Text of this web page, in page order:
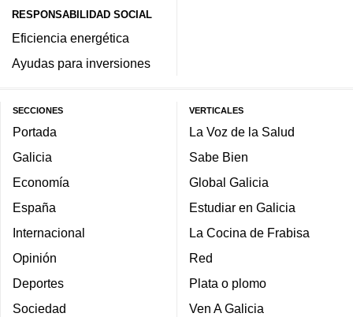
RESPONSABILIDAD SOCIAL
Eficiencia energética
Ayudas para inversiones
SECCIONES
Portada
Galicia
Economía
España
Internacional
Opinión
Deportes
Sociedad
VERTICALES
La Voz de la Salud
Sabe Bien
Global Galicia
Estudiar en Galicia
La Cocina de Frabisa
Red
Plata o plomo
Ven A Galicia